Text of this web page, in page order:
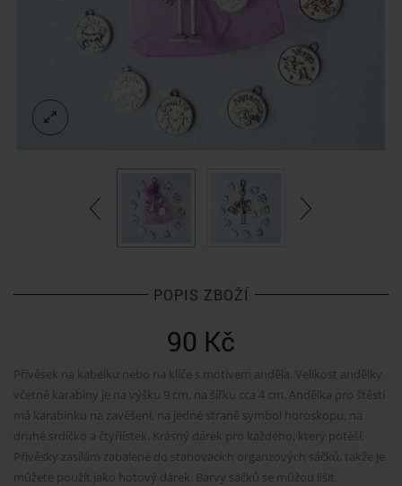
POPIS ZBOŽÍ
90 Kč
Přívěsek na kabelku nebo na klíče s motivem anděla. Velikost andělky
včetně karabiny je na výšku 9 cm, na šířku cca 4 cm. Andělka pro štěstí
má karabinku na zavěšení, na jedné straně symbol horoskopu, na
druhé srdíčko a čtyřlístek. Krásný dárek pro každého, který potěší.
Přívěsky zasílám zabalené do stahovacích organzových sáčků, takže je
můžete použít jako hotový dárek. Barvy sáčků se můžou lišit.